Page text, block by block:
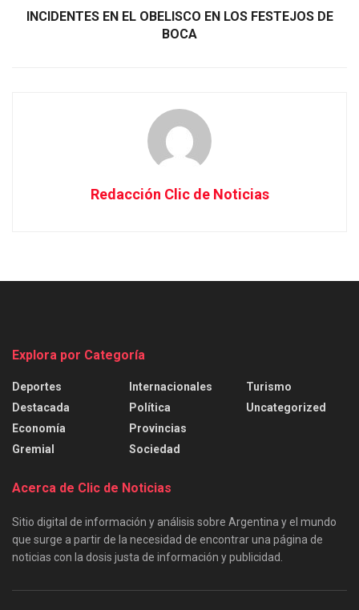
INCIDENTES EN EL OBELISCO EN LOS FESTEJOS DE
BOCA
Redacción Clic de Noticias
Explora por Categoría
Deportes
Destacada
Economía
Gremial
Internacionales
Política
Provincias
Sociedad
Turismo
Uncategorized
Acerca de Clic de Noticias
Sitio digital de información y análisis sobre Argentina y el mundo
que surge a partir de la necesidad de encontrar una página de
noticias con la dosis justa de información y publicidad.